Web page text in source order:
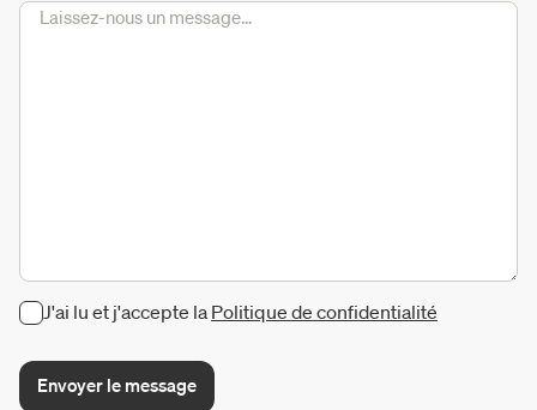
J'ai lu et j'accepte la Politique de confidentialité
Envoyer le message